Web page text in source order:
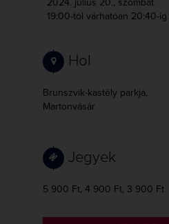
2024. július 20., szombat
19:00-tól várhatóan 20:40-ig
Hol
Brunszvik-kastély parkja,
Martonvásár
Jegyek
5 900 Ft, 4 900 Ft, 3 900 Ft